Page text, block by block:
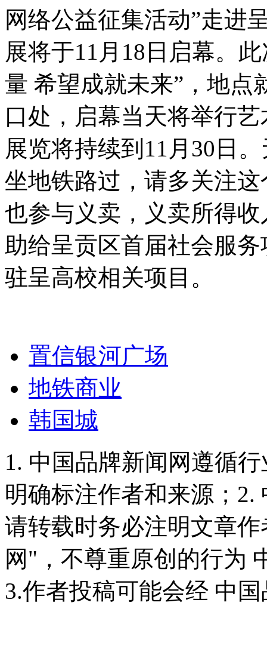
网络公益征集活动”走进
展将于11月18日启幕。
量 希望成就未来”，地点
口处，启幕当天将举行
展览将持续到11月30日
坐地铁路过，请多关注
也参与义卖，义卖所得
助给呈贡区首届社会服
驻呈高校相关项目。
置信银河广场
地铁商业
韩国城
1. 中国品牌新闻网遵循
明确标注作者和来源；
请转载时务必注明文章
网"，不尊重原创的行为
3.作者投稿可能会经 中